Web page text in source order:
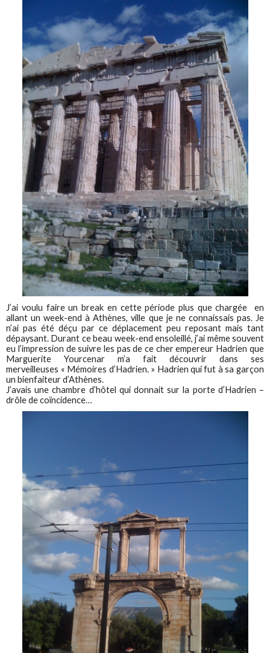
J’ai voulu faire un break en cette période plus que chargée en
allant un week-end à Athènes, ville que je ne connaissais pas. Je
n’ai pas été déçu par ce déplacement peu reposant mais tant
dépaysant. Durant ce beau week-end ensoleillé, j’ai même souvent
eu l’impression de suivre les pas de ce cher empereur Hadrien que
Marguerite Yourcenar m’a fait découvrir dans ses
merveilleuses « Mémoires d’Hadrien. » Hadrien qui fut à sa garçon
un bienfaiteur d’Athènes.
J’avais une chambre d’hôtel qui donnait sur la porte d’Hadrien –
drôle de coïncidence…